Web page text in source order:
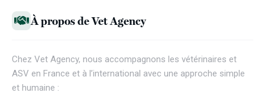
À propos de Vet Agency
Chez Vet Agency, nous accompagnons les vétérinaires et
ASV en France et à l’international avec une approche simple
et humaine :